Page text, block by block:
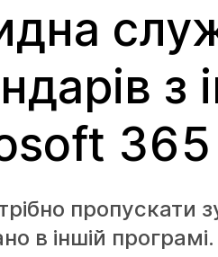
з
365
пропускати
в іншій